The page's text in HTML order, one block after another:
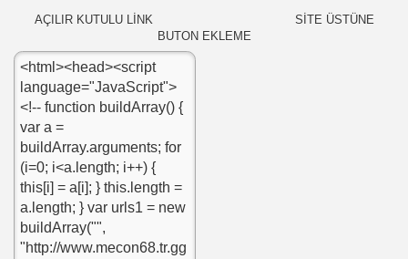
AÇILIR KUTULU LİNK SİTE ÜSTÜNE
BUTON EKLEME